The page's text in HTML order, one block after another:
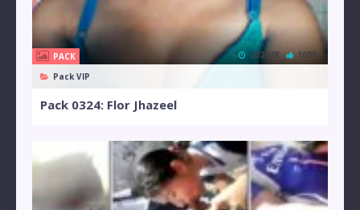
PACK
Pack VIP
202 MB 100%
Pack 0324: Flor Jhazeel